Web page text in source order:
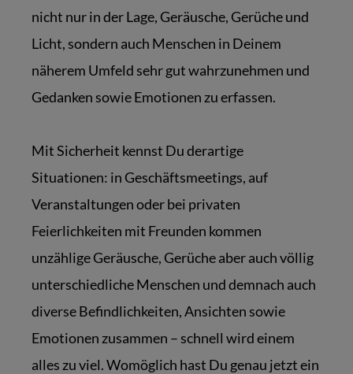
nicht nur in der Lage, Geräusche, Gerüche und
Licht, sondern auch Menschen in Deinem
näherem Umfeld sehr gut wahrzunehmen und
Gedanken sowie Emotionen zu erfassen.
Mit Sicherheit kennst Du derartige
Situationen: in Geschäftsmeetings, auf
Veranstaltungen oder bei privaten
Feierlichkeiten mit Freunden kommen
unzählige Geräusche, Gerüche aber auch völlig
unterschiedliche Menschen und demnach auch
diverse Befindlichkeiten, Ansichten sowie
Emotionen zusammen – schnell wird einem
alles zu viel. Womöglich hast Du genau jetzt ein